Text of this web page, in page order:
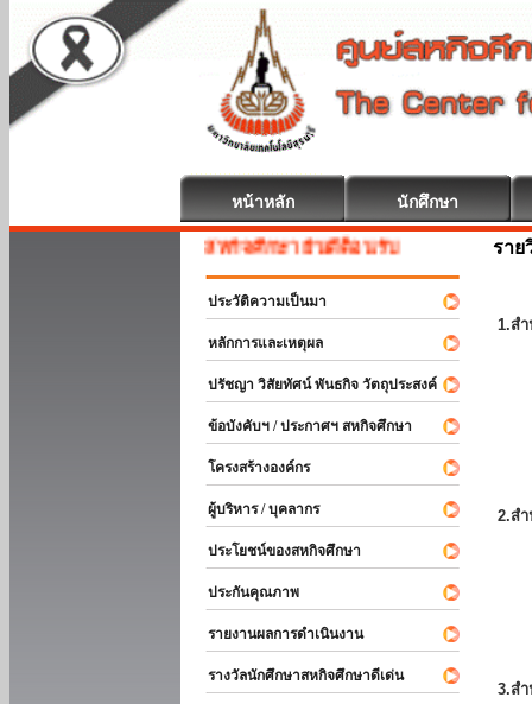
หน้าหลัก นักศึกษา
สหกิจศึกษา ยินดีต้อนรับ
ประวัติความเป็นมา
หลักการและเหตุผล
ปรัชญา วิสัยทัศน์ พันธกิจ วัตถุประสงค์
ข้อบังคับฯ / ประกาศฯ สหกิจศึกษา
โครงสร้างองค์กร
ผู้บริหาร / บุคลากร
ประโยชน์ของสหกิจศึกษา
ประกันคุณภาพ
รายงานผลการดำเนินงาน
รางวัลนักศึกษาสหกิจศึกษาดีเด่น
ราย
1.ส
2.ส
3.ส